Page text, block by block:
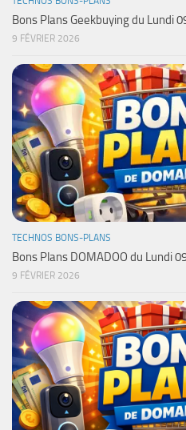
Bons Plans Geekbuying du Lundi
9 FÉVRIER 2026
TECHNOS BONS-PLANS
Bons Plans DOMADOO du Lundi
9 FÉVRIER 2026